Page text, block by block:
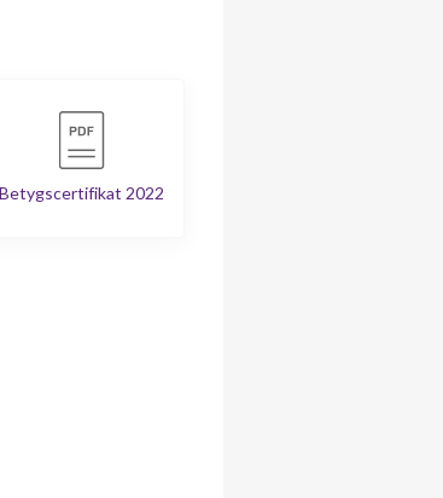
Betygscertifikat 2022